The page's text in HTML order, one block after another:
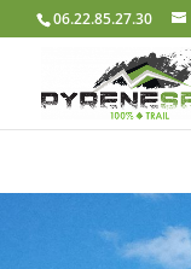
06.22.85.27.30